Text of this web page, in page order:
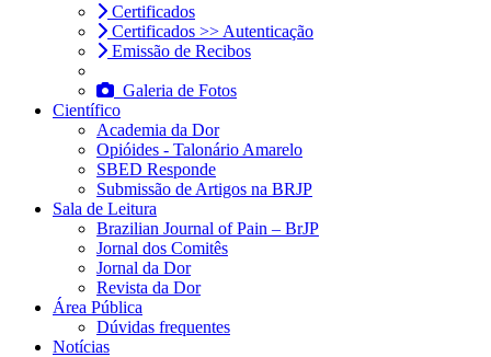
Certificados
Certificados >> Autenticação
Emissão de Recibos
Galeria de Fotos
Científico
Academia da Dor
Opióides - Talonário Amarelo
SBED Responde
Submissão de Artigos na BRJP
Sala de Leitura
Brazilian Journal of Pain – BrJP
Jornal dos Comitês
Jornal da Dor
Revista da Dor
Área Pública
Dúvidas frequentes
Notícias